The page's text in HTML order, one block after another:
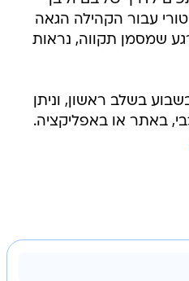
עבור הקהילה הגאה
שמסמן תקווה, נראות
בשלב ראשון, וניתן
באתר או באפליקציה.